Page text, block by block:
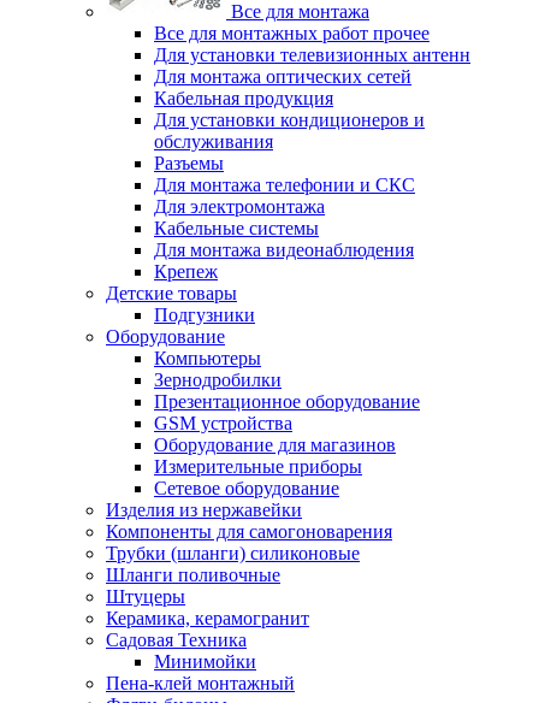
Все для монтажа
Все для монтажных работ прочее
Для установки телевизионных антенн
Для монтажа оптических сетей
Кабельная продукция
Для установки кондиционеров и
обслуживания
Разъемы
Для монтажа телефонии и СКС
Для электромонтажа
Кабельные системы
Для монтажа видеонаблюдения
Крепеж
Детские товары
Подгузники
Оборудование
Компьютеры
Зернодробилки
Презентационное оборудование
GSM устройства
Оборудование для магазинов
Измерительные приборы
Сетевое оборудование
Изделия из нержавейки
Компоненты для самогоноварения
Трубки (шланги) силиконовые
Шланги поливочные
Штуцеры
Керамика, керамогранит
Садовая Техника
Минимойки
Пена-клей монтажный